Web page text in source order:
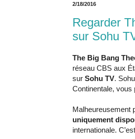
2/18/2016
Regarder
sur Sohu
The Big Bang
réseau CBS aux
sur Sohu TV.
Continentale, vous
Malheureusement
uniquement
internationale.